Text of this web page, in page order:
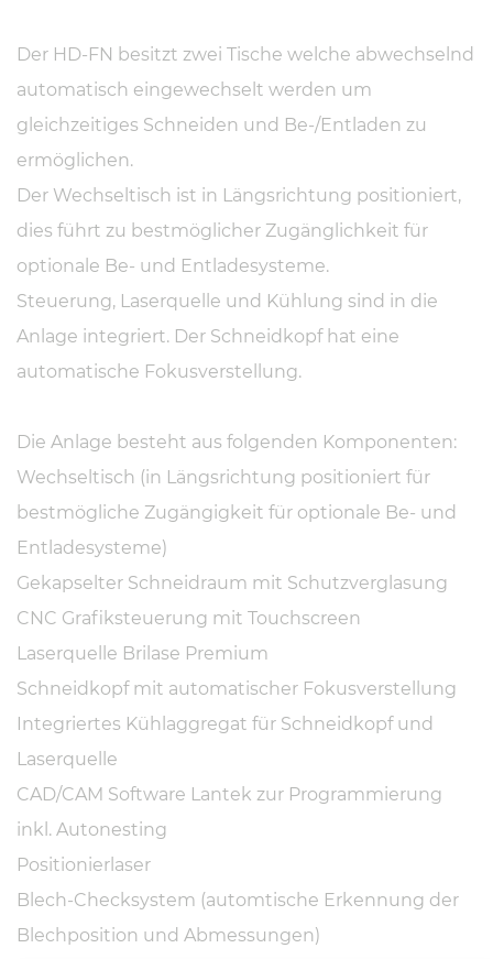
Der HD-FN besitzt zwei Tische welche abwechselnd
automatisch eingewechselt werden um
gleichzeitiges Schneiden und Be-/Entladen zu
ermöglichen.
Der Wechseltisch ist in Längsrichtung positioniert,
dies führt zu bestmöglicher Zugänglichkeit für
optionale Be- und Entladesysteme.
Steuerung, Laserquelle und Kühlung sind in die
Anlage integriert. Der Schneidkopf hat eine
automatische Fokusverstellung.
Die Anlage besteht aus folgenden Komponenten:
Wechseltisch (in Längsrichtung positioniert für
bestmögliche Zugängigkeit für optionale Be- und
Entladesysteme)
Gekapselter Schneidraum mit Schutzverglasung
CNC Grafiksteuerung mit Touchscreen
Laserquelle Brilase Premium
Schneidkopf mit automatischer Fokusverstellung
Integriertes Kühlaggregat für Schneidkopf und
Laserquelle
CAD/CAM Software Lantek zur Programmierung
inkl. Autonesting
Positionierlaser
Blech-Checksystem (automtische Erkennung der
Blechposition und Abmessungen)